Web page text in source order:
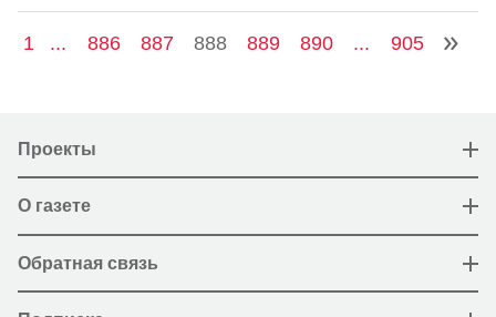
1 ... 886 887 888 889 890 ... 905
Проекты
О газете
Обратная связь